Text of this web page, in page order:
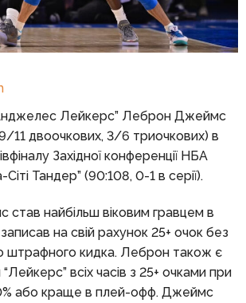
Лейкерс” Леброн Джеймс
11 двоочкових, 3/6 триочкових) в
Західної конференції НБА
Тандер” (90:108, 0-1 в серії).
став найбільш віковим гравцем в
записав на свій рахунок 25+ очок без
штрафного кидка. Леброн також є
всіх часів з 25+ очками при
або краще в плей-офф. Джеймс